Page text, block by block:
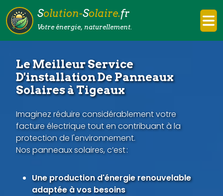
Solution-Solaire.fr
Votre énergie, naturellement.
Le Meilleur Service
D'installation De Panneaux
Solaires à Tigeaux
Imaginez réduire considérablement votre
facture électrique tout en contribuant à la
protection de l'environnement.
Nos panneaux solaires, c’est :
Une production d'énergie renouvelable
adaptée à vos besoins